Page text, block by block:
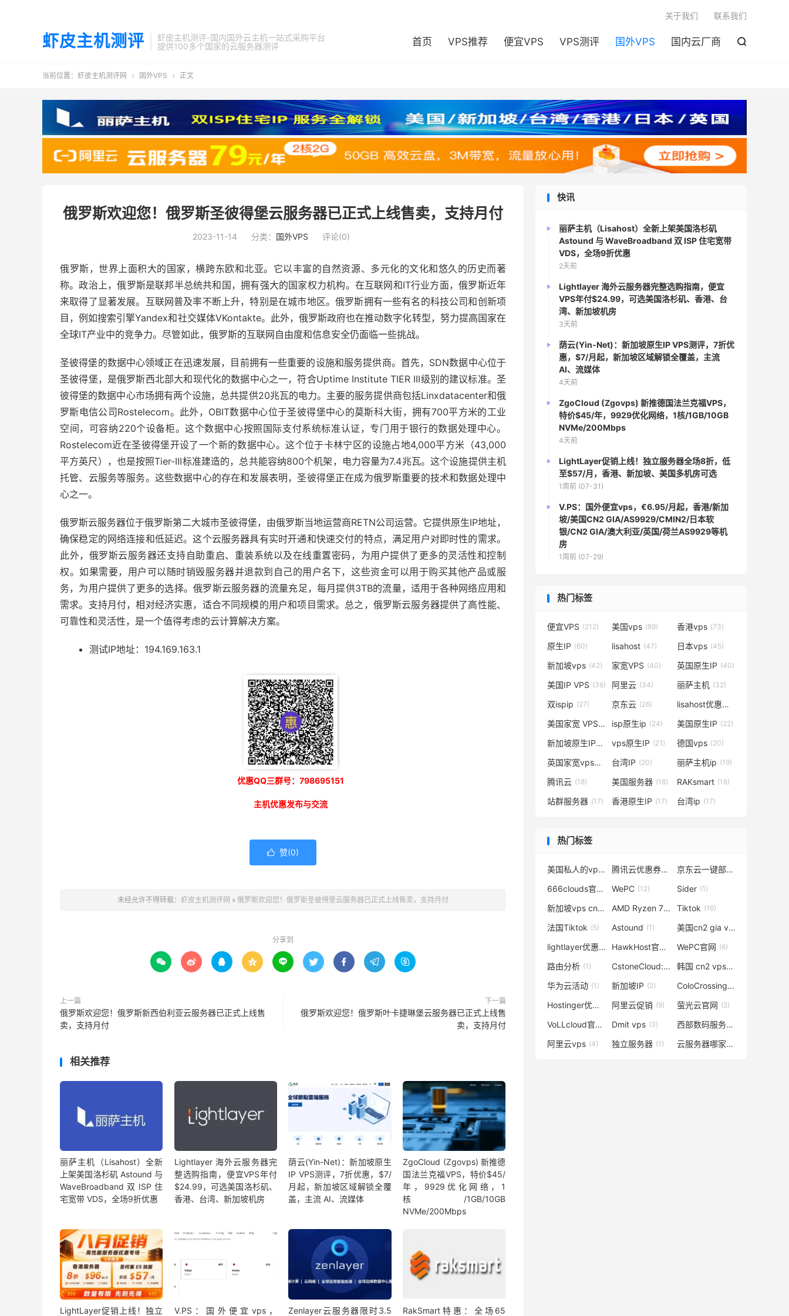
虾皮主机测评
虾皮主机测评-国内国外云主机一站式采购平台
提供100多个国家的云服务器测评
首页 VPS推荐 便宜VPS VPS测评 国外VPS 国内云厂商 
关于我们 联系我们
当前位置： 虾皮主机测评网  国外VPS  正文
俄罗斯欢迎您！俄罗斯圣彼得堡云服务器已正式上线售卖，支持月付
2023-11-14 分类： 国外VPS 评论(0)
俄罗斯，世界上面积大的国家，横跨东欧和北亚。它以丰富的自然资源、多元化的文化和悠久的历史而著
称。政治上，俄罗斯是联邦半总统共和国，拥有强大的国家权力机构。在互联网和IT行业方面，俄罗斯近年
来取得了显著发展。互联网普及率不断上升，特别是在城市地区。俄罗斯拥有一些有名的科技公司和创新项
目，例如搜索引擎Yandex和社交媒体VKontakte。此外，俄罗斯政府也在推动数字化转型，努力提高国家在
全球IT产业中的竞争力。尽管如此，俄罗斯的互联网自由度和信息安全仍面临一些挑战。
圣彼得堡的数据中心领域正在迅速发展，目前拥有一些重要的设施和服务提供商。首先，SDN数据中心位于
圣彼得堡，是俄罗斯西北部大和现代化的数据中心之一，符合Uptime Institute TIER III级别的建议标准。圣
彼得堡的数据中心市场拥有两个设施，总共提供20兆瓦的电力。主要的服务提供商包括Linxdatacenter和俄
罗斯电信公司Rostelecom。此外，OBIT数据中心位于圣彼得堡中心的莫斯科大街，拥有700平方米的工业
空间，可容纳220个设备柜。这个数据中心按照国际支付系统标准认证，专门用于银行的数据处理中心。
Rostelecom近在圣彼得堡开设了一个新的数据中心。这个位于卡林宁区的设施占地4,000平方米（43,000
平方英尺），也是按照Tier-III标准建造的，总共能容纳800个机架，电力容量为7.4兆瓦。这个设施提供主机
托管、云服务等服务。这些数据中心的存在和发展表明，圣彼得堡正在成为俄罗斯重要的技术和数据处理中
心之一。
俄罗斯云服务器位于俄罗斯第二大城市圣彼得堡，由俄罗斯当地运营商RETN公司运营。它提供原生IP地址，
确保稳定的网络连接和低延迟。这个云服务器具有实时开通和快速交付的特点，满足用户对即时性的需求。
此外，俄罗斯云服务器还支持自助重启、重装系统以及在线重置密码，为用户提供了更多的灵活性和控制
权。如果需要，用户可以随时销毁服务器并退款到自己的用户名下，这些资金可以用于购买其他产品或服
务，为用户提供了更多的选择。俄罗斯云服务器的流量充足，每月提供3TB的流量，适用于各种网络应用和
需求。支持月付，相对经济实惠，适合不同规模的用户和项目需求。总之，俄罗斯云服务器提供了高性能、
可靠性和灵活性，是一个值得考虑的云计算解决方案。
测试IP地址：194.169.163.1
优惠QQ三群号：798695151
主机优惠发布与交流
 赞(0)
未经允许不得转载： 虾皮主机测评网 » 俄罗斯欢迎您！俄罗斯圣彼得堡云服务器已正式上线售卖，支持月付
分享到
        
上一篇
俄罗斯欢迎您！俄罗斯新西伯利亚云服务器已正式上线售
卖，支持月付
下一篇
俄罗斯欢迎您！俄罗斯叶卡捷琳堡云服务器已正式上线售
卖，支持月付
相关推荐
丽萨主机（Lisahost）全新
上架美国洛杉矶 Astound 与
WaveBroadband 双 ISP 住
宅宽带 VDS，全场9折优惠
Lightlayer 海外云服务器完
整选购指南，便宜VPS年付
$24.99，可选美国洛杉矶、
香港、台湾、新加坡机房
荫云(Yin-Net)：新加坡原生
IP VPS测评，7折优惠，$7/
月起，新加坡区域解锁全覆
盖，主流 AI、流媒体
ZgoCloud (Zgovps) 新推德
国法兰克福VPS，特价$45/
年，9929优化网络，1
核/1GB/10GB
NVMe/200Mbps
LightLayer促销上线！独立 V.PS：国外便宜vps， Zenlayer云服务器限时3.5 RakSmart特惠：全场65
快讯
丽萨主机（Lisahost）全新上架美国洛杉矶
Astound 与 WaveBroadband 双 ISP 住宅宽带
VDS，全场9折优惠
2天前
Lightlayer 海外云服务器完整选购指南，便宜
VPS年付$24.99，可选美国洛杉矶、香港、台
湾、新加坡机房
3天前
荫云(Yin-Net)：新加坡原生IP VPS测评，7折优
惠，$7/月起，新加坡区域解锁全覆盖，主流
AI、流媒体
4天前
ZgoCloud (Zgovps) 新推德国法兰克福VPS，
特价$45/年，9929优化网络，1核/1GB/10GB
NVMe/200Mbps
4天前
LightLayer促销上线！独立服务器全场8折，低
至$57/月，香港、新加坡、美国多机房可选
1周前 (07-31)
V.PS：国外便宜vps，€6.95/月起，香港/新加
坡/美国CN2 GIA/AS9929/CMIN2/日本软
银/CN2 GIA/澳大利亚/英国/荷兰AS9929等机
房
1周前 (07-29)
热门标签
便宜VPS (212) 美国vps (89) 香港vps (73)
原生IP (60) lisahost (47) 日本vps (45)
新加坡vps (42) 家宽VPS (40) 英国原生IP (40)
美国IP VPS (36) 阿里云 (34) 丽萨主机 (32)
双ispip (27) 京东云 (26) lisahost优惠码
美国家宽 VPS(25)isp原生ip (24) 美国原生IP (22)
新加坡原生IP(21) vps原生IP (21) 德国vps (20)
英国家宽vps(20) 台湾IP (20) 丽萨主机ip (19)
腾讯云 (18) 美国服务器 (18) RAKsmart (18)
站群服务器 (17) 香港原生IP (17) 台湾ip (17)
热门标签
美国私人的vps (1) 腾讯云优惠券(3) 京东云一键部署OpenClaw
666clouds官网 (1)
WePC (12) Sider (1)
新加坡vps cn2 (1) AMD Ryzen 7950 (1)
Tiktok (16)
法国Tiktok (5) Astound (1) 美国cn2 gia vps
lightlayer优惠码 (8) HawkHost官网 (2)WePC官网 (6)
路由分析 (1) CstoneCloud:新年钜惠 (1) 韩国 cn2 vps
(1)
华为云活动 (1) 新加坡IP (2) ColoCrossing黑五
Hostinger优惠码 (3)
阿里云促销 (9) 萤光云官网 (2)
VoLLcloud官网 (1)Dmit vps (3) 西部数码服务器
阿里云vps (4) 独立服务器 (1) 云服务器哪家便宜